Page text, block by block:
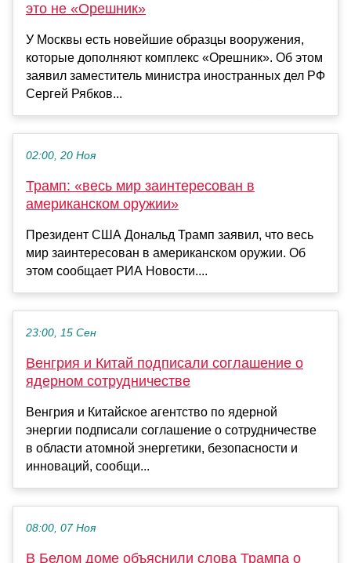
это не «Орешник»
У Москвы есть новейшие образцы вооружения,
которые дополняют комплекс «Орешник». Об этом
заявил заместитель министра иностранных дел РФ
Сергей Рябков...
02:00, 20 Ноя
Трамп: «весь мир заинтересован в
американском оружии»
Президент США Дональд Трамп заявил, что весь
мир заинтересован в американском оружии. Об
этом сообщает РИА Новости....
23:00, 15 Сен
Венгрия и Китай подписали соглашение о
ядерном сотрудничестве
Венгрия и Китайское агентство по ядерной
энергии подписали соглашение о сотрудничестве
в области атомной энергетики, безопасности и
инноваций, сообщи...
08:00, 07 Ноя
В Белом доме объяснили слова Трампа о